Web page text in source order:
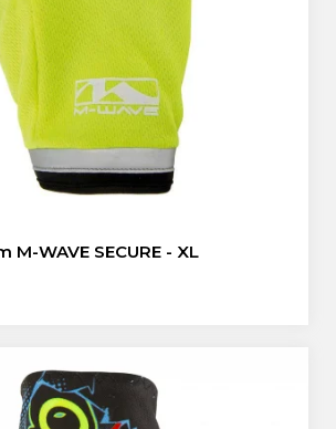
M-WAVE SECURE - XL